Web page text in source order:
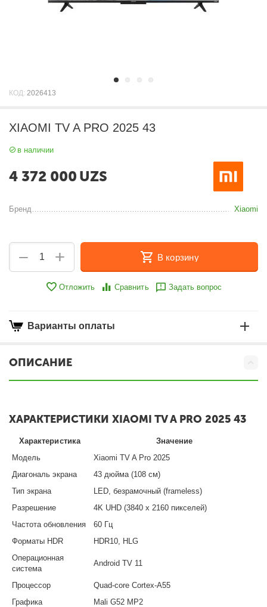
КОД: 2026413
XIAOMI TV A PRO 2025 43
в наличии
4 372 000 UZS
Бренд Xiaomi
+
− В корзину
Отложить Сравнить Задать вопрос
Варианты оплаты
ОПИСАНИЕ
ХАРАКТЕРИСТИКИ XIAOMI TV A PRO 2025 43
Характеристика
Значение
Модель
Xiaomi TV A Pro 2025
Диагональ экрана
43 дюйма (108 см)
Тип экрана
LED, безрамочный (frameless)
Разрешение
4K UHD (3840 x 2160 пикселей)
Частота обновления
60 Гц
Форматы HDR
HDR10, HLG
Операционная
система
Android TV 11
Процессор
Quad-core Cortex-A55
Графика
Mali G52 MP2